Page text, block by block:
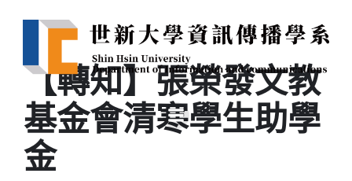
【轉知】張榮發文教
基金會清寒學生助學
金